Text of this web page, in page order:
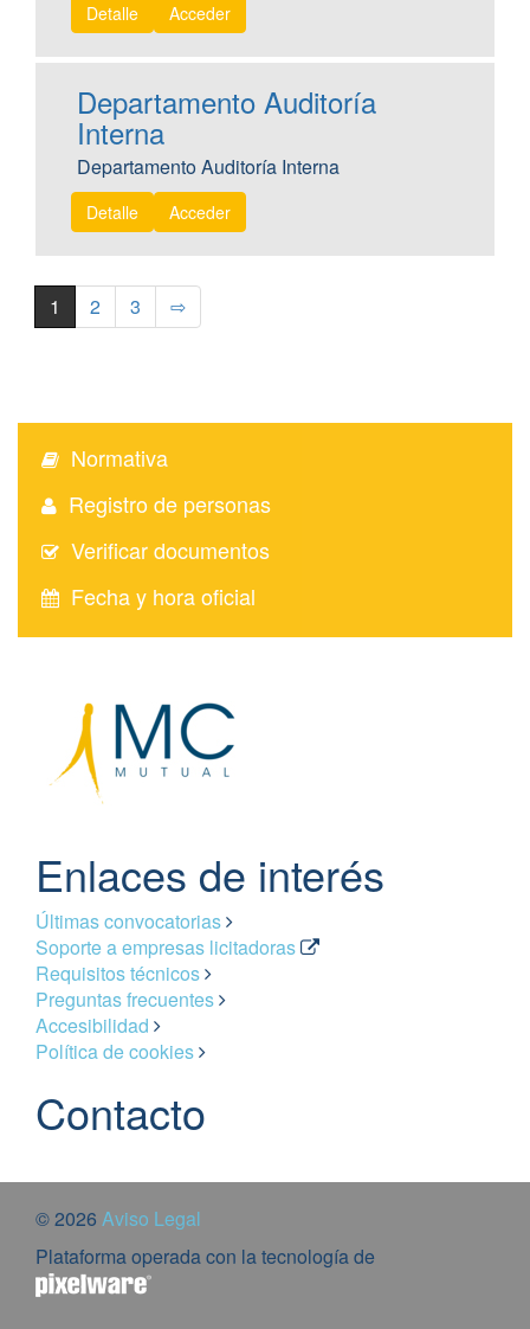
Detalle Acceder
Departamento Auditoría
Interna
Departamento Auditoría Interna
Detalle Acceder
1 2 3 ⇨
Normativa
Registro de personas
Verificar documentos
Fecha y hora oficial
Enlaces de interés
Últimas convocatorias
Soporte a empresas licitadoras
Requisitos técnicos
Preguntas frecuentes
Accesibilidad
Política de cookies
Contacto
© 2026 Aviso Legal
Plataforma operada con la tecnología de